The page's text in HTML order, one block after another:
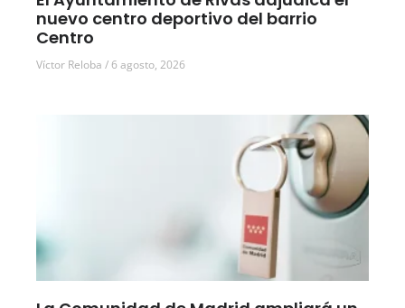
nuevo centro deportivo del barrio
Centro
Víctor Reloba 6 agosto, 2026